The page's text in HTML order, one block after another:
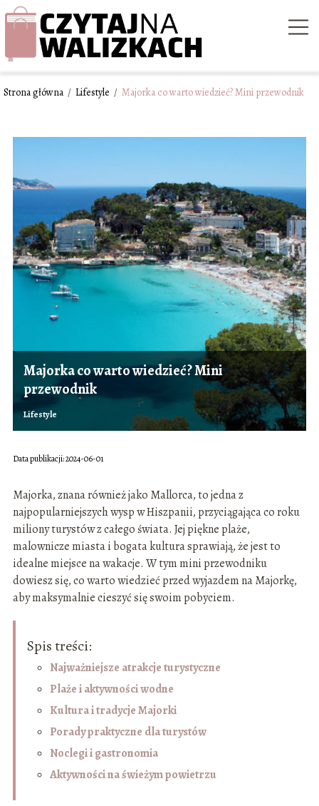
Strona główna / Lifestyle / Majorka co warto wiedzieć? Mini przewodnik
Majorka co warto wiedzieć? Mini
przewodnik
Lifestyle
Data publikacji: 2024-06-01
Majorka, znana również jako Mallorca, to jedna z
najpopularniejszych wysp w Hiszpanii, przyciągająca co roku
miliony turystów z całego świata. Jej piękne plaże,
malownicze miasta i bogata kultura sprawiają, że jest to
idealne miejsce na wakacje. W tym mini przewodniku
dowiesz się, co warto wiedzieć przed wyjazdem na Majorkę,
aby maksymalnie cieszyć się swoim pobyciem.
Spis treści:
Najważniejsze atrakcje turystyczne
Plaże i aktywności wodne
Kultura i tradycje Majorki
Porady praktyczne dla turystów
Noclegi i gastronomia
Aktywności na świeżym powietrzu